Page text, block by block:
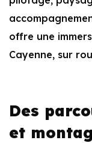
offre une
Cayenne, sur
Des
et